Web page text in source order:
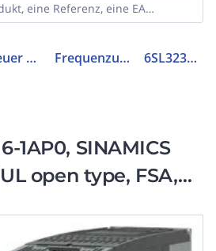
Steuer & Regelgeräte Frequenzumrichter =< 1 kV 6SL32303YE161AP0
1AP0, SINAMICS
open type, FSA,